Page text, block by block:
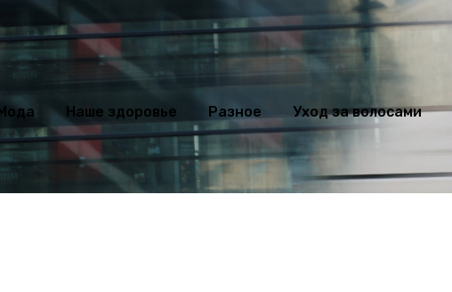
Наше здоровье Разное Уход за волосами